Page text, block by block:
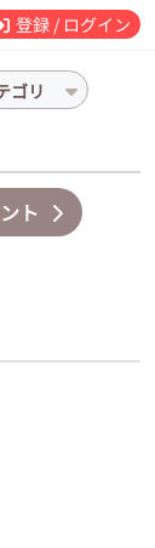
登録 / ログイン
ゴリ
ト